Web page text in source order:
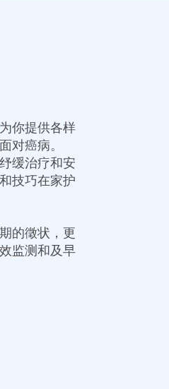
你提供各样
对癌病。
缓治疗和安
技巧在家护
的徵状，更
监测和及早